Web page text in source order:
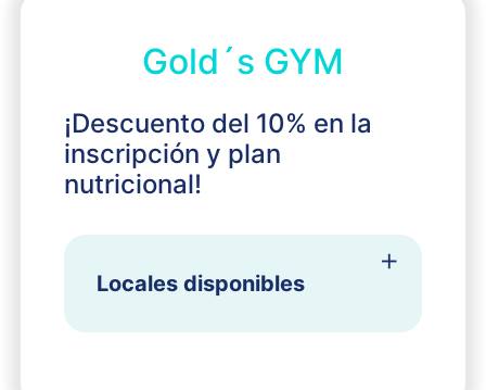
Gold´s GYM
¡Descuento del 10% en la
inscripción y plan
nutricional!
Locales disponibles